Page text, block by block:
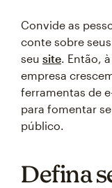
Convide as
conte sobre
seu site. Então,
empresa
ferramentas de
para fomentar
público.
Defina